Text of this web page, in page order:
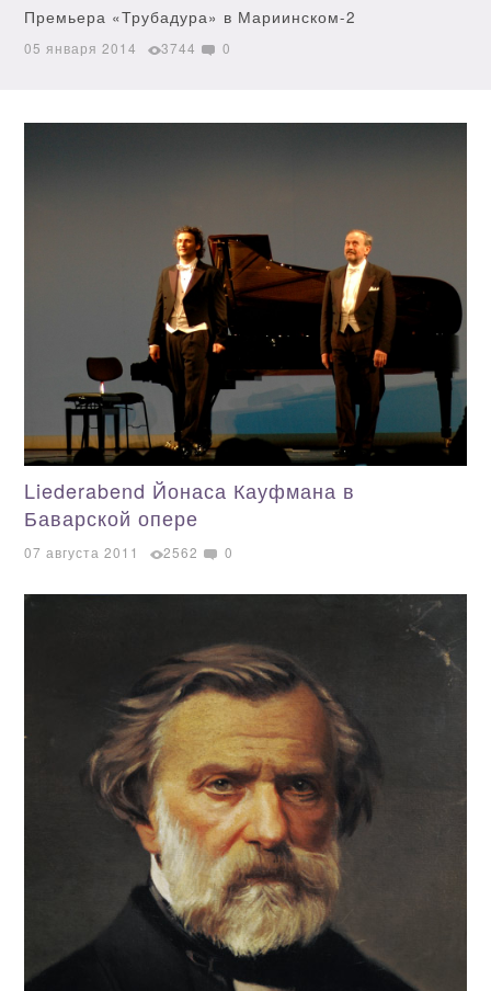
Премьера «Трубадура» в Мариинском-2
05 января 2014 3744 0
Liederabend Йонаса Кауфмана в
Баварской опере
07 августа 2011 2562 0